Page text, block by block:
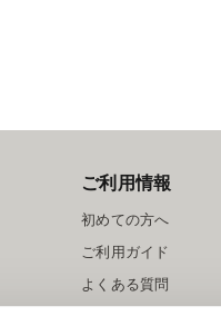
ご利用情報
初めての方へ
ご利用ガイド
よくある質問